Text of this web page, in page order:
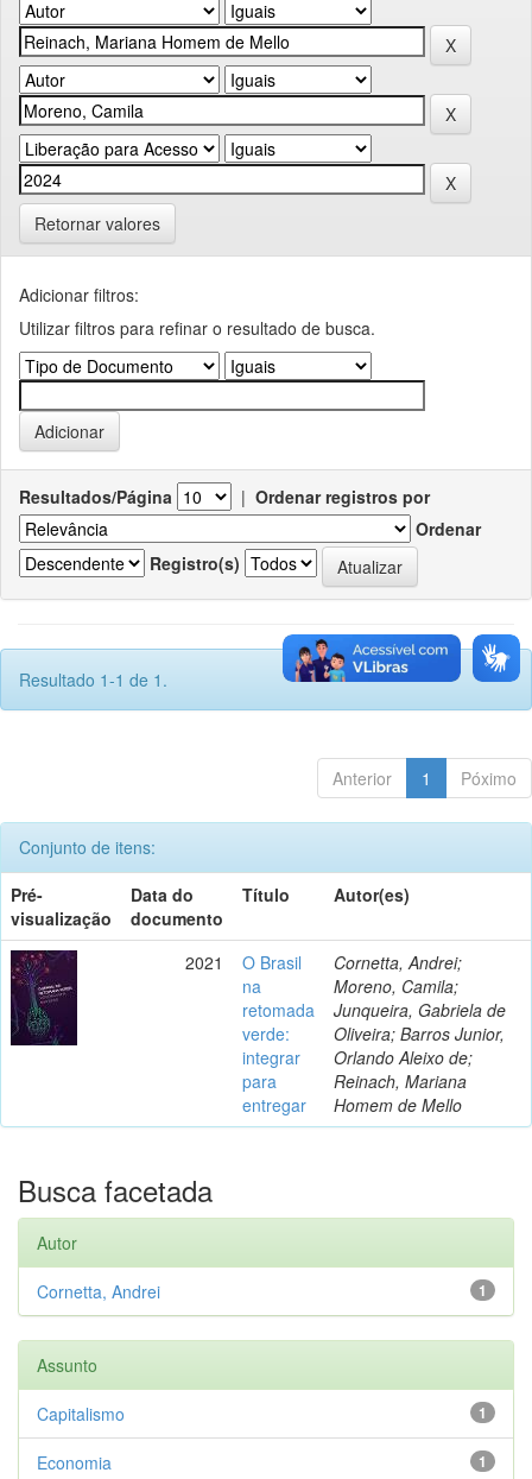
Retornar valores
Adicionar filtros:
Utilizar filtros para refinar o resultado de busca.
Resultados/Página | Ordenar registros por
Ordenar
Registro(s)
Resultado 1-1 de 1.
Anterior 1 Póximo
Conjunto de itens:
Pré-
visualização
Data do
documento
Título Autor(es)
2021
O Brasil
na
retomada
verde:
integrar
para
entregar
Cornetta, Andrei;
Moreno, Camila;
Junqueira, Gabriela de
Oliveira; Barros Junior,
Orlando Aleixo de;
Reinach, Mariana
Homem de Mello
Busca facetada
Autor
1
Cornetta, Andrei
Assunto
1
Capitalismo
1
Economia